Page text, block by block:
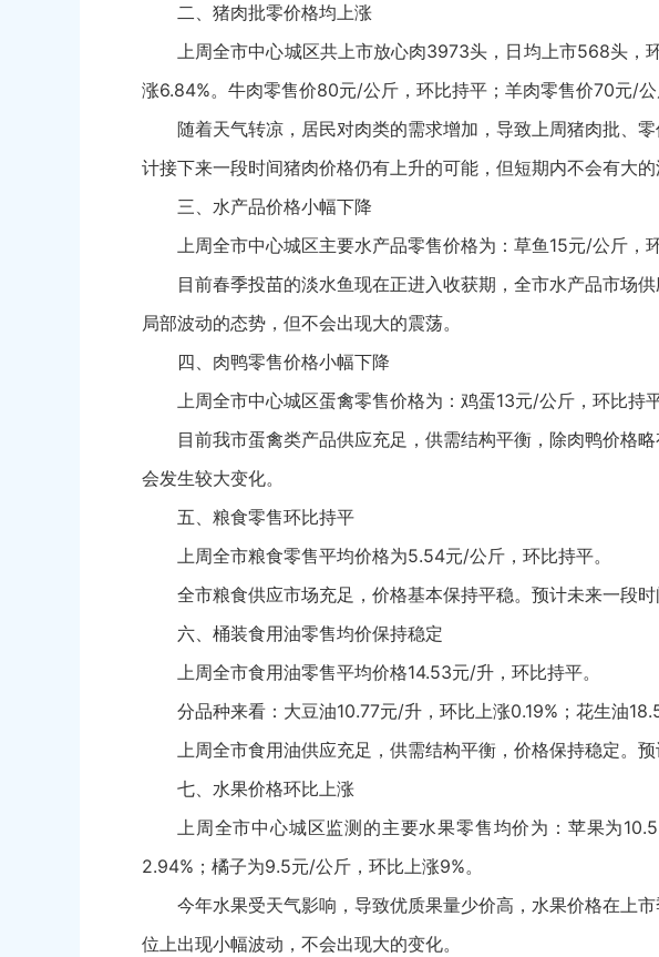
二、猪肉批零价格均上涨
上周全市中心城区共上市放心肉3973头，日均上市568头，
涨6.84%。牛肉零售价80元/公斤，环比持平；羊肉零售价70元/公
随着天气转凉，居民对肉类的需求增加，导致上周猪肉批、
计接下来一段时间猪肉价格仍有上升的可能，但短期内不会有大的
三、水产品价格小幅下降
上周全市中心城区主要水产品零售价格为：草鱼15元/公斤，
目前春季投苗的淡水鱼现在正进入收获期，全市水产品市场
局部波动的态势，但不会出现大的震荡。
四、肉鸭零售价格小幅下降
上周全市中心城区蛋禽零售价格为：鸡蛋13元/公斤，环比持
目前我市蛋禽类产品供应充足，供需结构平衡，除肉鸭价格
会发生较大变化。
五、粮食零售环比持平
上周全市粮食零售平均价格为5.54元/公斤，环比持平。
全市粮食供应市场充足，价格基本保持平稳。预计未来一段
六、桶装食用油零售均价保持稳定
上周全市食用油零售平均价格14.53元/升，环比持平。
分品种来看：大豆油10.77元/升，环比上涨0.19%；花生油
上周全市食用油供应充足，供需结构平衡，价格保持稳定。
七、水果价格环比上涨
上周全市中心城区监测的主要水果零售均价为：苹果为
2.94%；橘子为9.5元/公斤，环比上涨9%。
今年水果受天气影响，导致优质果量少价高，水果价格在上
位上出现小幅波动，不会出现大的变化。